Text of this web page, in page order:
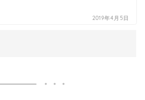
2019年4月5日